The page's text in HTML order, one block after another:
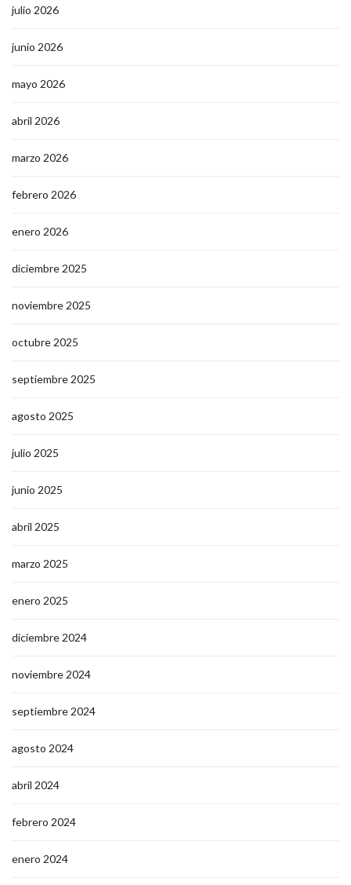
julio 2026
junio 2026
mayo 2026
abril 2026
marzo 2026
febrero 2026
enero 2026
diciembre 2025
noviembre 2025
octubre 2025
septiembre 2025
agosto 2025
julio 2025
junio 2025
abril 2025
marzo 2025
enero 2025
diciembre 2024
noviembre 2024
septiembre 2024
agosto 2024
abril 2024
febrero 2024
enero 2024